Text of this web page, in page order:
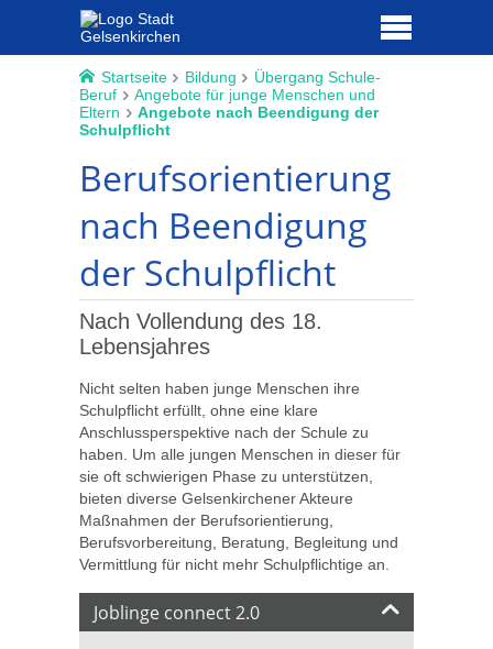
Startseite Bildung
Übergang Schule-
Beruf
Angebote für junge Menschen und
Eltern
Angebote nach Beendigung der
Schulpflicht
Berufsorientierung
nach Beendigung
der Schulpflicht
Nach Vollendung des 18.
Lebensjahres
Nicht selten haben junge Menschen ihre
Schulpflicht erfüllt, ohne eine klare
Anschlussperspektive nach der Schule zu
haben. Um alle jungen Menschen in dieser für
sie oft schwierigen Phase zu unterstützen,
bieten diverse Gelsenkirchener Akteure
Maßnahmen der Berufsorientierung,
Berufsvorbereitung, Beratung, Begleitung und
Vermittlung für nicht mehr Schulpflichtige an.
Joblinge connect 2.0